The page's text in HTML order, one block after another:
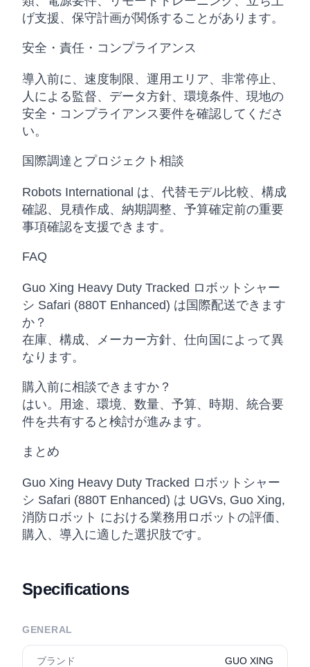
げ支援、保守計画が関係することがあります。
安全・責任・コンプライアンス
導入前に、速度制限、運用エリア、非常停止、
人による監督、データ方針、環境条件、現地の
安全・コンプライアンス要件を確認してくださ
い。
国際調達とプロジェクト相談
Robots International は、代替モデル比較、構成
確認、見積作成、納期調整、予算確定前の重要
事項確認を支援できます。
FAQ
Guo Xing Heavy Duty Tracked ロボットシャー
シ Safari (880T Enhanced) は国際配送できます
か？
在庫、構成、メーカー方針、仕向国によって異
なります。
購入前に相談できますか？
はい。用途、環境、数量、予算、時期、統合要
件を共有すると検討が進みます。
まとめ
Guo Xing Heavy Duty Tracked ロボットシャー
シ Safari (880T Enhanced) は UGVs, Guo Xing,
消防ロボット における業務用ロボットの評価、
購入、導入に適した選択肢です。
Specifications
GENERAL
ブランド GUO XING